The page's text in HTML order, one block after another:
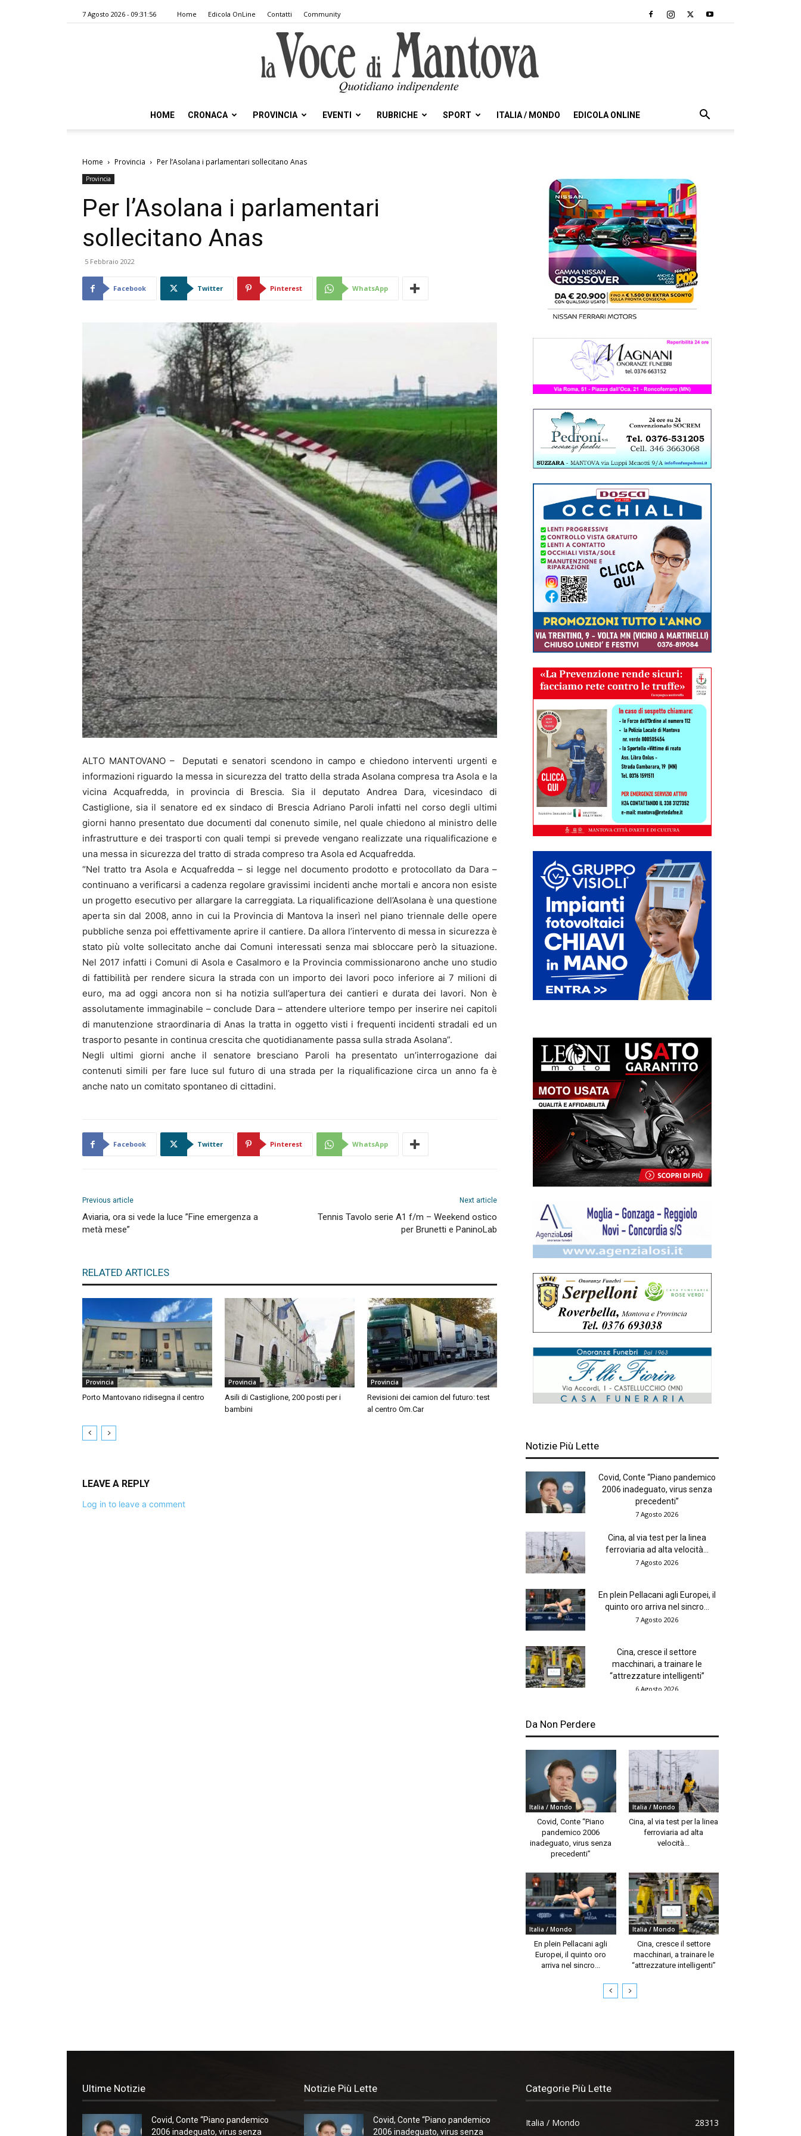
7 Agosto 2026 - 09:31:56 Home Edicola OnLine Contatti Community
HOME CRONACA PROVINCIA EVENTI RUBRICHE SPORT ITALIA / MONDO EDICOLA ONLINE
Home Provincia Per l’Asolana i parlamentari sollecitano Anas
Provincia
Per l’Asolana i parlamentari
sollecitano Anas
5 Febbraio 2022
Facebook Twitter Pinterest WhatsApp
ALTO MANTOVANO – Deputati e senatori scendono in campo e chiedono interventi urgenti e
informazioni riguardo la messa in sicurezza del tratto della strada Asolana compresa tra Asola e la
vicina Acquafredda, in provincia di Brescia. Sia il deputato Andrea Dara, vicesindaco di
Castiglione, sia il senatore ed ex sindaco di Brescia Adriano Paroli infatti nel corso degli ultimi
giorni hanno presentato due documenti dal conenuto simile, nel quale chiedono al ministro delle
infrastrutture e dei trasporti con quali tempi si prevede vengano realizzate una riqualificazione e
una messa in sicurezza del tratto di strada compreso tra Asola ed Acquafredda.
“Nel tratto tra Asola e Acquafredda – si legge nel documento prodotto e protocollato da Dara –
continuano a verificarsi a cadenza regolare gravissimi incidenti anche mortali e ancora non esiste
un progetto esecutivo per allargare la carreggiata. La riqualificazione dell’Asolana è una questione
aperta sin dal 2008, anno in cui la Provincia di Mantova la inserì nel piano triennale delle opere
pubbliche senza poi effettivamente aprire il cantiere. Da allora l’intervento di messa in sicurezza è
stato più volte sollecitato anche dai Comuni interessati senza mai sbloccare però la situazione.
Nel 2017 infatti i Comuni di Asola e Casalmoro e la Provincia commissionarono anche uno studio
di fattibilità per rendere sicura la strada con un importo dei lavori poco inferiore ai 7 milioni di
euro, ma ad oggi ancora non si ha notizia sull’apertura dei cantieri e durata dei lavori. Non è
assolutamente immaginabile – conclude Dara – attendere ulteriore tempo per inserire nei capitoli
di manutenzione straordinaria di Anas la tratta in oggetto visti i frequenti incidenti stradali ed un
trasporto pesante in continua crescita che quotidianamente passa sulla strada Asolana”.
Negli ultimi giorni anche il senatore bresciano Paroli ha presentato un’interrogazione dai
contenuti simili per fare luce sul futuro di una strada per la riqualificazione circa un anno fa è
anche nato un comitato spontaneo di cittadini.
Facebook Twitter Pinterest WhatsApp
Previous article
Aviaria, ora si vede la luce ”Fine emergenza a
metà mese”
Next article
Tennis Tavolo serie A1 f/m – Weekend ostico
per Brunetti e PaninoLab
RELATED ARTICLES
Provincia
Porto Mantovano ridisegna il centro
Provincia
Asili di Castiglione, 200 posti per i
bambini
Provincia
Revisioni dei camion del futuro: test
al centro Om.Car
LEAVE A REPLY
Log in to leave a comment
Notizie Più Lette
Covid, Conte “Piano pandemico
2006 inadeguato, virus senza
precedenti”
7 Agosto 2026
Cina, al via test per la linea
ferroviaria ad alta velocità...
7 Agosto 2026
En plein Pellacani agli Europei, il
quinto oro arriva nel sincro...
7 Agosto 2026
Cina, cresce il settore
macchinari, a trainare le
“attrezzature intelligenti”
6 Agosto 2026
Da Non Perdere
Italia / Mondo
Covid, Conte “Piano
pandemico 2006
inadeguato, virus senza
precedenti”
Italia / Mondo
Cina, al via test per la linea
ferroviaria ad alta
velocità...
Italia / Mondo
En plein Pellacani agli
Europei, il quinto oro
arriva nel sincro...
Italia / Mondo
Cina, cresce il settore
macchinari, a trainare le
“attrezzature intelligenti”
Ultime Notizie
Covid, Conte “Piano pandemico
2006 inadeguato, virus senza
Notizie Più Lette
Covid, Conte “Piano pandemico
2006 inadeguato, virus senza
Categorie Più Lette
Italia / Mondo
28313